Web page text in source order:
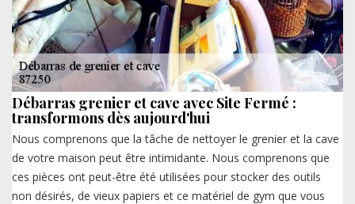
Débarras grenier et cave avec Site Fermé :
transformons dès aujourd'hui
Nous comprenons que la tâche de nettoyer le grenier et la cave
de votre maison peut être intimidante. Nous comprenons que
ces pièces ont peut-être été utilisées pour stocker des outils
non désirés, de vieux papiers et ce matériel de gym que vous